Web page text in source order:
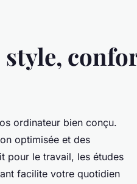
style,
ordinateur bien conçu.
optimisée et des
pour le travail, les études
facilite votre quotidien